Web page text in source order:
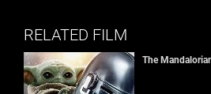
RELATED FILM
The